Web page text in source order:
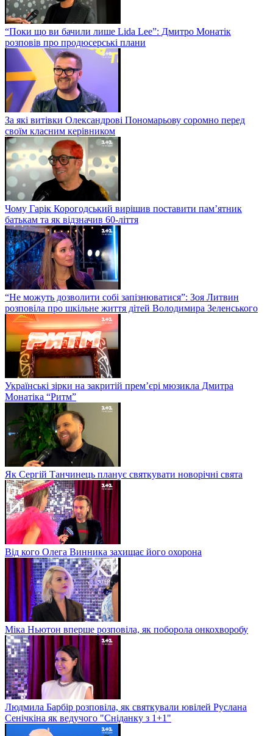
“Поки що ви бачили лише Lida Lee”: Дмитро Монатік
розповів про продюсерські плани
За які витівки Олександрові Пономарьову соромно перед
своїм класним керівником
Чому Гарік Корогодський вирішив поставити пам’ятник
батькам та як відзначив 60-ліття
“Не можуть дозволити собі запізнюватися”: Зоя Литвин
розповіла про шкільне життя дітей Володимира Зеленського
Українські зірки на закритій прем’єрі мюзикла Дмитра
Монатіка “Ритм”
Як Сергій Танчинець планує святкувати новорічні свята
Від кого Олега Винника захищає його охорона
Міка Ньютон вперше розповіла, як поборола онкохворобу
Людмила Барбір розповіла, як святкували ювілей Руслана
Сенічкіна як ведучого "Сніданку з 1+1"